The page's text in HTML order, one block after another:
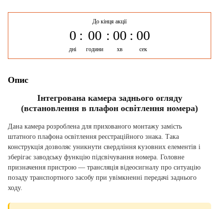
До кінця акції
0
дні
00
години
00
хв
00
сек
Опис
Інтегрована камера заднього огляду
(встановлення в плафон освітлення номера)
Дана камера розроблена для прихованого монтажу замість
штатного плафона освітлення реєстраційного знака. Така
конструкція дозволяє уникнути свердління кузовних елементів і
зберігає заводську функцію підсвічування номера. Головне
призначення пристрою — трансляція відеосигналу про ситуацію
позаду транспортного засобу при увімкненні передачі заднього
ходу.